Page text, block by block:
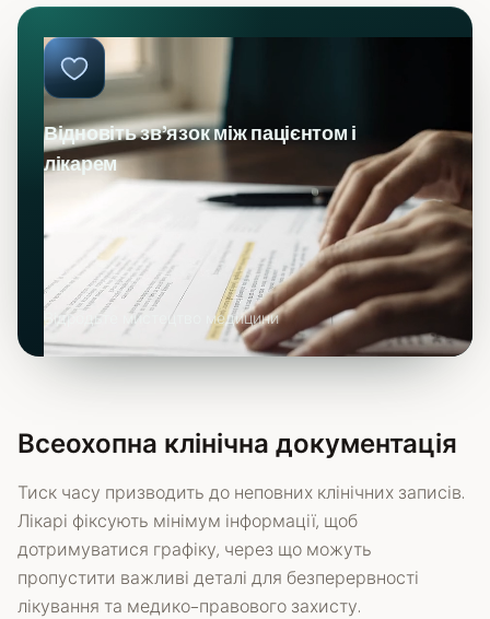
Відновіть зв’язок між пацієнтом і
лікарем
Відродьте мистецтво медицини
Всеохопна клінічна документація
Тиск часу призводить до неповних клінічних записів.
Лікарі фіксують мінімум інформації, щоб
дотримуватися графіку, через що можуть
пропустити важливі деталі для безперервності
лікування та медико-правового захисту.